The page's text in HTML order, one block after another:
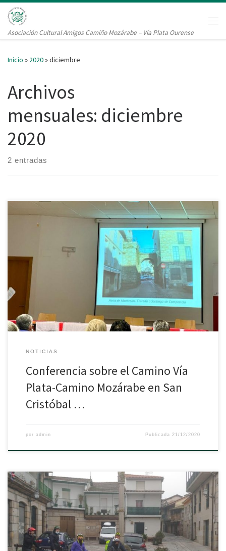
Saltar al contenido
Asociación Cultural Amigos Camiño Mozárabe – Vía Plata Ourense
Inicio » 2020»diciembre
Archivos
mensuales: diciembre
2020
2 entradas
La Asociación participo en la Conferencia sobre el Camino Vía
Plata – Camiño Mozárabe en San Cristóbal de Cea el pasado 19
de diciembre. El acto fue organizado por la «Orden del Camino
de Santiago»
NOTICIAS
Conferencia sobre el Camino Vía
Plata-Camino Mozárabe en San
Cristóbal …
por admin Publicada 21/12/2020
Peregrinos en la Vía de la Plata – Camiño Mozárabe en e-bike
desde A Gudiña (OURENSE) a Santiago de Compostela en 5
jornadas. Colaboración con la Asociación Cultural Amigos Vía Plata